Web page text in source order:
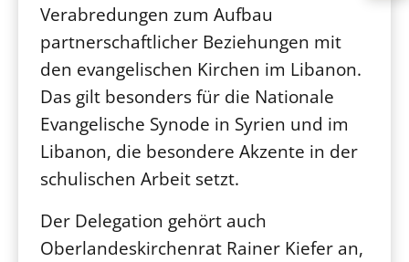
Verabredungen zum Aufbau
partnerschaftlicher Beziehungen mit
den evangelischen Kirchen im Libanon.
Das gilt besonders für die Nationale
Evangelische Synode in Syrien und im
Libanon, die besondere Akzente in der
schulischen Arbeit setzt.
Der Delegation gehört auch
Oberlandeskirchenrat Rainer Kiefer an,